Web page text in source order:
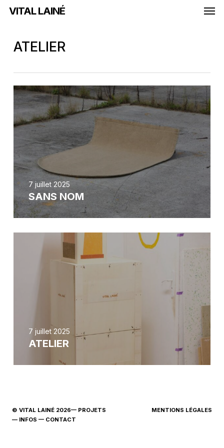
content
VITAL LAINÉ
ATELIER
7 juillet 2025
SANS NOM
7 juillet 2025
ATELIER
© VITAL LAINÉ 2026— PROJETS
— INFOS — CONTACT
MENTIONS LÉGALES